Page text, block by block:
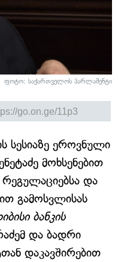
ფოტო: საქართველოს პარლამენტი
სესიაზე ეროვნული
მოხსენებით
რეგულაციებსა და
გამოსვლისას
ბანკის
და ბადრი
დაკავშირებით